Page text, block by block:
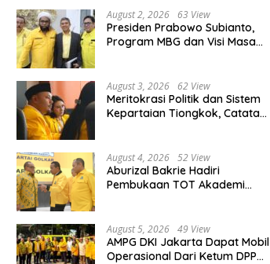
August 2, 2026 63 View
Presiden Prabowo Subianto,
Program MBG dan Visi Masa
August 3, 2026 62 View
Meritokrasi Politik dan Sistem
Kepartaian Tiongkok, Catatan
August 4, 2026 52 View
Aburizal Bakrie Hadiri
Pembukaan TOT Akademi
Berkualitas
August 5, 2026 49 View
AMPG DKI Jakarta Dapat Mobil
Operasional Dari Ketum DPP